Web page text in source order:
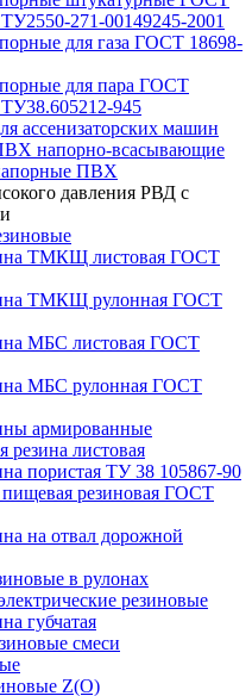
271-00149245-2001
для газа ГОСТ 18698-
для пара ГОСТ
945
ассенизаторских машин
напорно-всасывающие
ПВХ
давления РВД с
ТМКЩ листовая ГОСТ
ТМКЩ рулонная ГОСТ
МБС листовая ГОСТ
МБС рулонная ГОСТ
армированные
резина листовая
пористая ТУ 38 105867-90
резиновая ГОСТ
на отвал дорожной
в рулонах
резиновые
губчатая
смеси
Z(О)